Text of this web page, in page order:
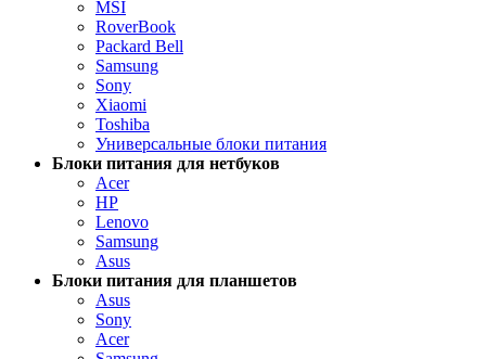
MSI
RoverBook
Packard Bell
Samsung
Sony
Xiaomi
Toshiba
Универсальные блоки питания
Блоки питания для нетбуков
Acer
HP
Lenovo
Samsung
Asus
Блоки питания для планшетов
Asus
Sony
Acer